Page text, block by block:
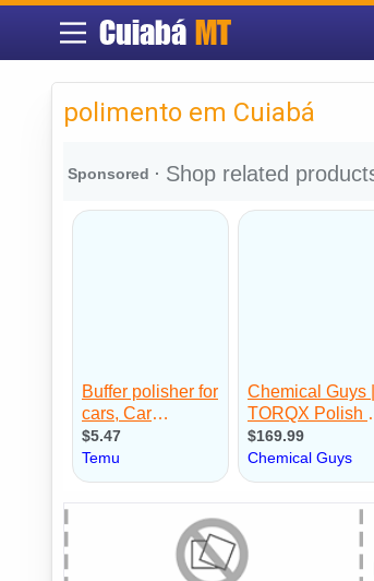
Cuiabá MT
polimento em Cuiabá